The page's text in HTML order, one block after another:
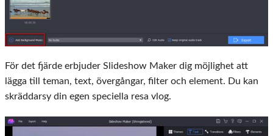
För det fjärde erbjuder Slideshow Maker dig möjlighet att
lägga till teman, text, övergångar, filter och element. Du kan
skräddarsy din egen speciella resa vlog.